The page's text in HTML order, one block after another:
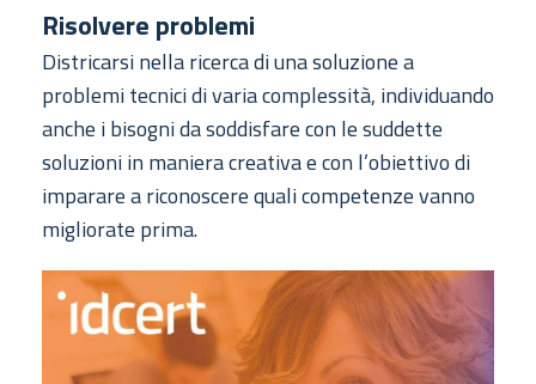
Risolvere problemi
Districarsi nella ricerca di una soluzione a
problemi tecnici di varia complessità, individuando
anche i bisogni da soddisfare con le suddette
soluzioni in maniera creativa e con l’obiettivo di
imparare a riconoscere quali competenze vanno
migliorate prima.